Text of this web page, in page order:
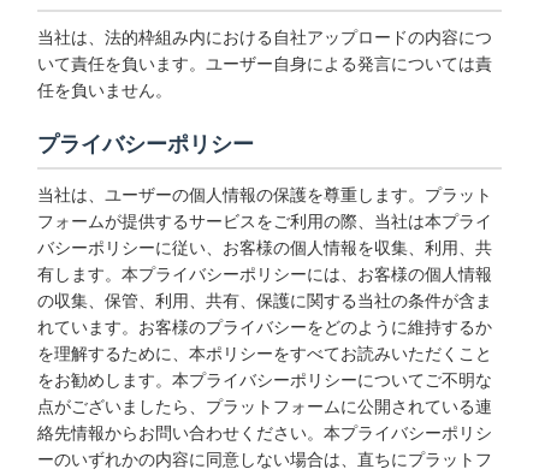
当社は、法的枠組み内における自社アップロードの内容につ
いて責任を負います。ユーザー自身による発言については責
任を負いません。
プライバシーポリシー
当社は、ユーザーの個人情報の保護を尊重します。プラット
フォームが提供するサービスをご利用の際、当社は本プライ
バシーポリシーに従い、お客様の個人情報を収集、利用、共
有します。本プライバシーポリシーには、お客様の個人情報
の収集、保管、利用、共有、保護に関する当社の条件が含ま
れています。お客様のプライバシーをどのように維持するか
を理解するために、本ポリシーをすべてお読みいただくこと
をお勧めします。本プライバシーポリシーについてご不明な
点がございましたら、プラットフォームに公開されている連
絡先情報からお問い合わせください。本プライバシーポリシ
ーのいずれかの内容に同意しない場合は、直ちにプラットフ